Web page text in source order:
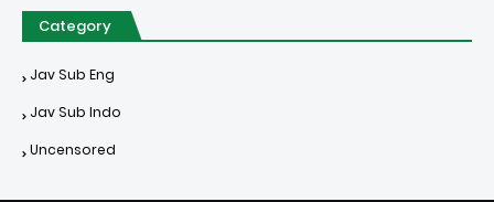
Category
Jav Sub Eng
Jav Sub Indo
Uncensored